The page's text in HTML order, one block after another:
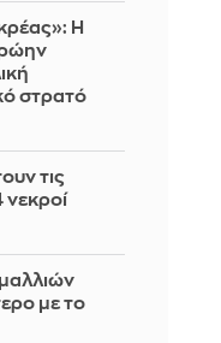
Η
στρατό
τις
νεκροί
με το